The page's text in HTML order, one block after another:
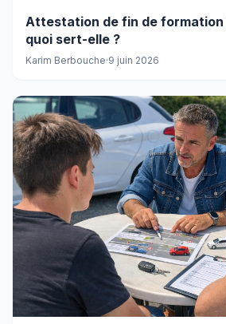
Attestation de fin de formation
quoi sert-elle ?
Karim Berbouche·9 juin 2026